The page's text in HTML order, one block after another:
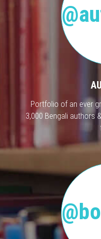
Portfolio of an ever
3,000 Bengali authors